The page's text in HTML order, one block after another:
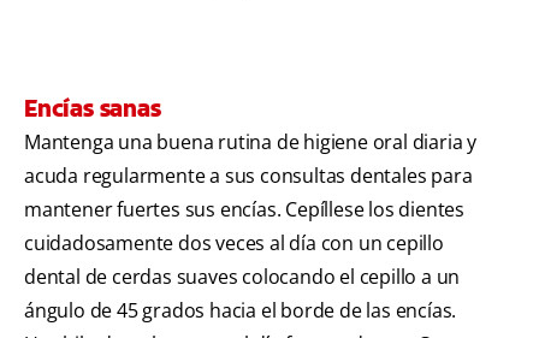
Encías sanas
Mantenga una buena rutina de higiene oral diaria y
acuda regularmente a sus consultas dentales para
mantener fuertes sus encías. Cepíllese los dientes
cuidadosamente dos veces al día con un cepillo
dental de cerdas suaves colocando el cepillo a un
ángulo de 45 grados hacia el borde de las encías.